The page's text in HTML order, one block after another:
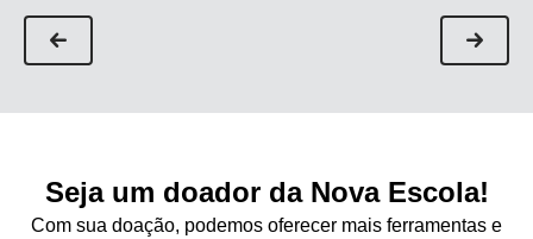
Seja um doador da Nova Escola!
Com sua doação, podemos oferecer mais ferramentas e